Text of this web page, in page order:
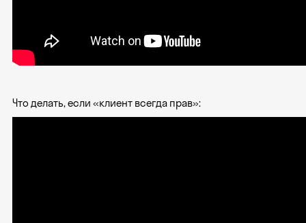
Что делать, если «клиент всегда прав»: